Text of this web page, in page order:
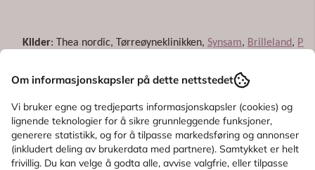
Kilder: Thea nordic, Tørreøyneklinikken, Synsam, Brilleland,
Om informasjonskapsler på dette nettstedet
Vi bruker egne og tredjeparts informasjonskapsler (cookies) og
lignende teknologier for å sikre grunnleggende funksjoner,
generere statistikk, og for å tilpasse markedsføring og annonser
(inkludert deling av brukerdata med partnere). Samtykket er helt
frivillig. Du kan velge å godta alle, avvise valgfrie, eller tilpasse